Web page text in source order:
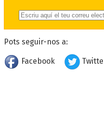
Pots seguir-nos a:
Facebook